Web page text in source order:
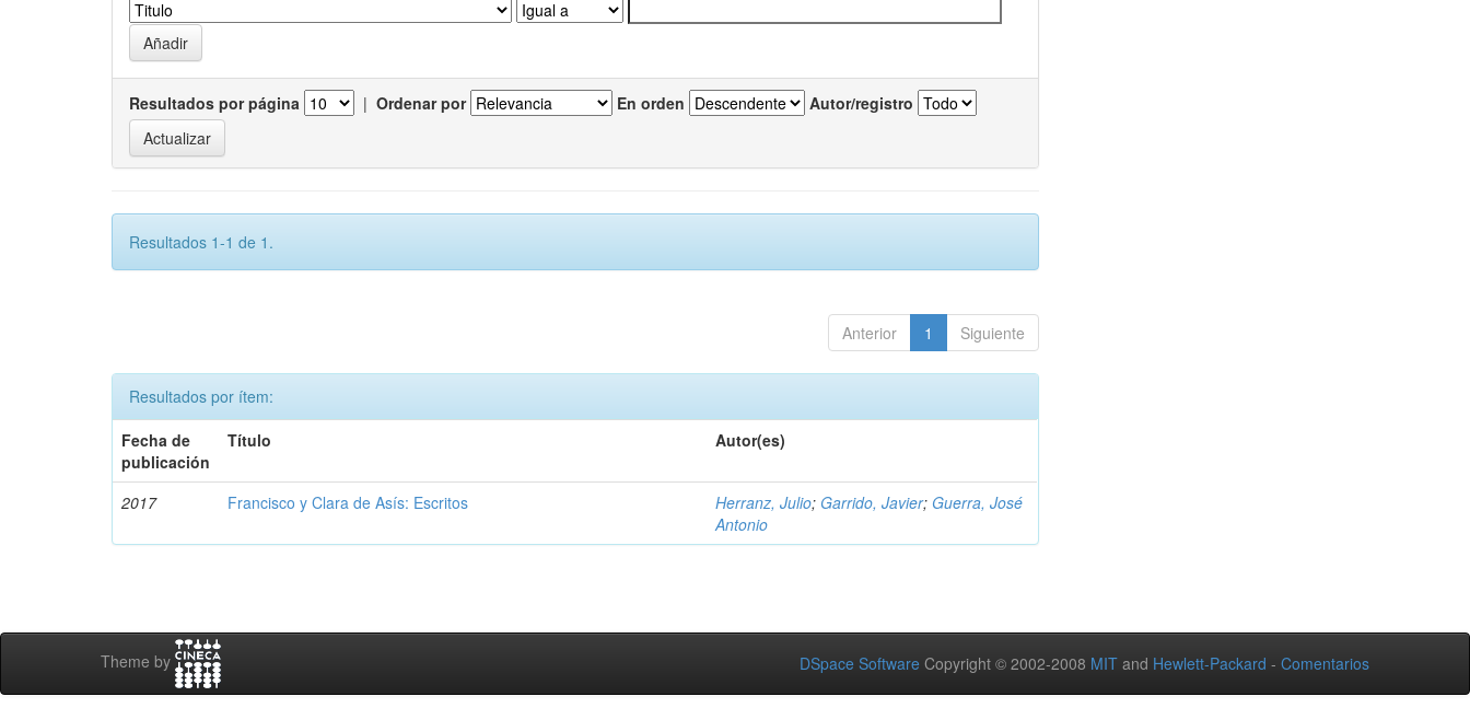
Resultados por página | Ordenar por En orden Autor/registro
Resultados 1-1 de 1.
Anterior 1 Siguiente
Resultados por ítem:
Fecha de
publicación
Título Autor(es)
2017 Francisco y Clara de Asís: Escritos Herranz, Julio; Garrido, Javier; Guerra, José
Antonio
Theme by DSpace Software Copyright © 2002-2008 MIT and Hewlett-Packard - Comentarios